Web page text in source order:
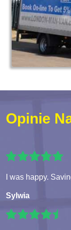
Opinie
I was happy.
Sylwia